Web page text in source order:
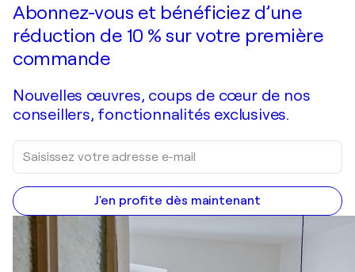
Abonnez-vous et bénéficiez d’une
réduction de 10 % sur votre première
commande
Nouvelles œuvres, coups de cœur de nos
conseillers, fonctionnalités exclusives.
J'en profite dès maintenant